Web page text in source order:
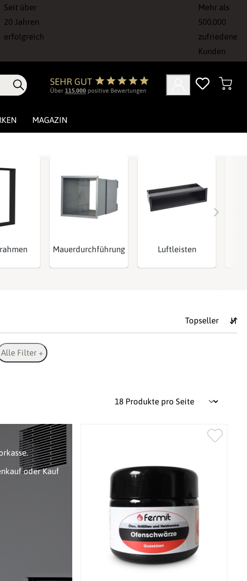
Seit über
20 Jahren
erfolgreich
Mehr als
500.000
zufriedene
Kunden
MAGAZIN
Mauerdurchführung Luftleisten
Alle Filter +
oder Kauf